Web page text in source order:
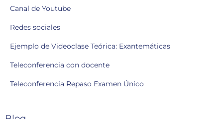
Canal de Youtube
Redes sociales
Ejemplo de Videoclase Teórica: Exantemáticas
Teleconferencia con docente
Teleconferencia Repaso Examen Único